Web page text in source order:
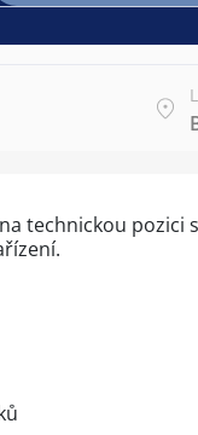
technickou pozici